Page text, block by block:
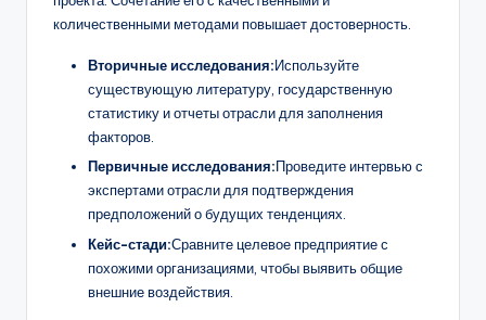
количественными методами повышает достоверность.
Вторичные исследования:Используйте
существующую литературу, государственную
статистику и отчеты отрасли для заполнения
факторов.
Первичные исследования:Проведите интервью с
экспертами отрасли для подтверждения
предположений о будущих тенденциях.
Кейс-стади:Сравните целевое предприятие с
похожими организациями, чтобы выявить общие
внешние воздействия.